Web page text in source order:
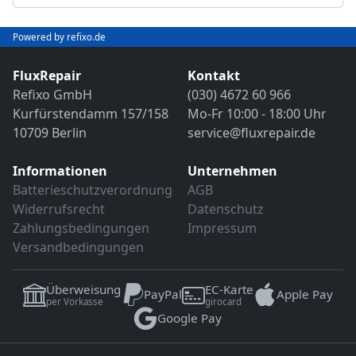
Sollten weitere Defekte festgestellt werden,
erfolgt eine Reparatur ausschließlich nach
vorheriger Rücksprache.
Bild- und Funktionstest
VDE-Sicherheitsprüfung
Sollten weitere Defekte festgestellt werden,
erfolgt eine Reparatur ausschließlich nach
vorheriger Rücksprache.
Powered by refixo.de
FluxRepair
Refixo GmbH
Kurfürstendamm 157/158
10709 Berlin
Kontakt
(030) 4672 60 966
Mo-Fr 10:00 - 18:00 Uhr
service@fluxrepair.de
Informationen
Batterieschutzverordnung
Widerrufsrecht
Zahlungsbedingungen
Versandbedingungen
Unternehmen
AGB
Datenschutz
Impressum
Überweisung
per Vorkasse PayPal EC-Karte
girocard
Apple Pay
Google Pay